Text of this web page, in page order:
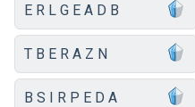
E R L G E A D B
T B E R A Z N
B S I R P E D A